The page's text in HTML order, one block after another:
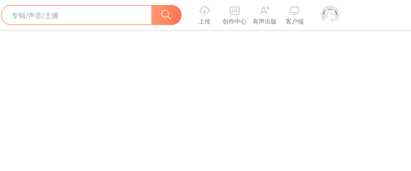
上传 创作中心 有声出版 客户端